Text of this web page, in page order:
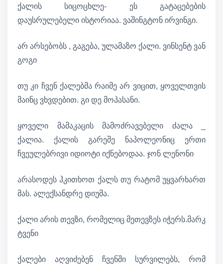
ქალის სიცოცხლე- ეს გატაცებების
დაუსრულებელი ისტორიაა. ვაშინგტონ ირვინგი.
არ არსებობს , გაგება, ულამაზო ქალი. ვინსენტ ვან
გოგი
თუ კი ჩვენ ქალებმა რაიმე არ ვიცით, ყოველთვის
მაინც ვხვდებით. გი დე მოპასანი.
ყოველი მამაკაცის მამოძრავებელი ძალა _
ქალია. ქალის გარეშე ნაპოლეონიც ერთი
ჩვეულებრივი იდიოტი იქნებოდაა. ჯონ ლენონი
არასოდეს ჰკითხოთ ქალს თუ რატომ უყვარხართ
მას. ალექსანდრე დიუმა.
ქალი არის თევზი, რომელიც მეთევზეს იჭერს.მარკ
ტვენი
ქალები აღვიძებენ ჩვენში სურვილებს, რომ